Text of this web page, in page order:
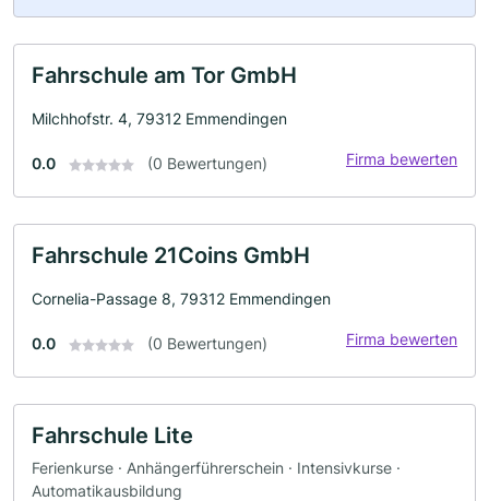
Fahrschule am Tor GmbH
Milchhofstr. 4, 79312 Emmendingen
0.0 (0 Bewertungen) Firma bewerten
Fahrschule 21Coins GmbH
Cornelia-Passage 8, 79312 Emmendingen
0.0 (0 Bewertungen) Firma bewerten
Fahrschule Lite
Ferienkurse · Anhängerführerschein · Intensivkurse ·
Automatikausbildung